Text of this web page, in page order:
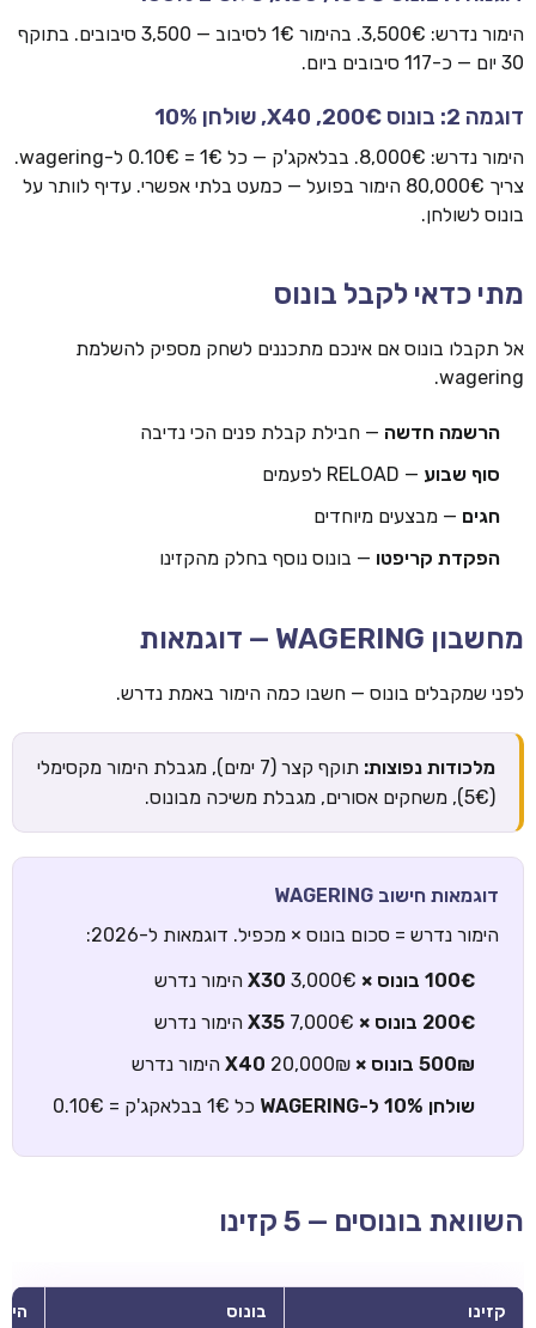
הימור נדרש: 3,500€. בהימור 1€ לסיבוב — 3,500 סיבובים. בתוקף
30 יום — כ-117 סיבובים ביום.
דוגמה 2: בונוס 200€, X40, שולחן 10%
הימור נדרש: 8,000€. בבלאקג'ק — כל 1€ = 0.10€ ל-wagering.
צריך 80,000€ הימור בפועל — כמעט בלתי אפשרי. עדיף לוותר על
בונוס לשולחן.
מתי כדאי לקבל בונוס
אל תקבלו בונוס אם אינכם מתכננים לשחק מספיק להשלמת
wagering.
הרשמה חדשה — חבילת קבלת פנים הכי נדיבה
סוף שבוע — RELOAD לפעמים
חגים — מבצעים מיוחדים
הפקדת קריפטו — בונוס נוסף בחלק מהקזינו
מחשבון WAGERING — דוגמאות
לפני שמקבלים בונוס — חשבו כמה הימור באמת נדרש.
מלכודות נפוצות:
תוקף קצר (7 ימים), מגבלת הימור מקסימלי
(5€), משחקים אסורים, מגבלת משיכה מבונוס.
דוגמאות חישוב WAGERING
הימור נדרש = סכום בונוס × מכפיל. דוגמאות ל-2026:
100€ בונוס × X30
3,000€ הימור נדרש
200€ בונוס × X35
7,000€ הימור נדרש
500₪ בונוס × X40
20,000₪ הימור נדרש
שולחן 10% ל-WAGERING
כל 1€ בבלאקג'ק = 0.10€
השוואת בונוסים — 5 קזינו
קזינו בונוס